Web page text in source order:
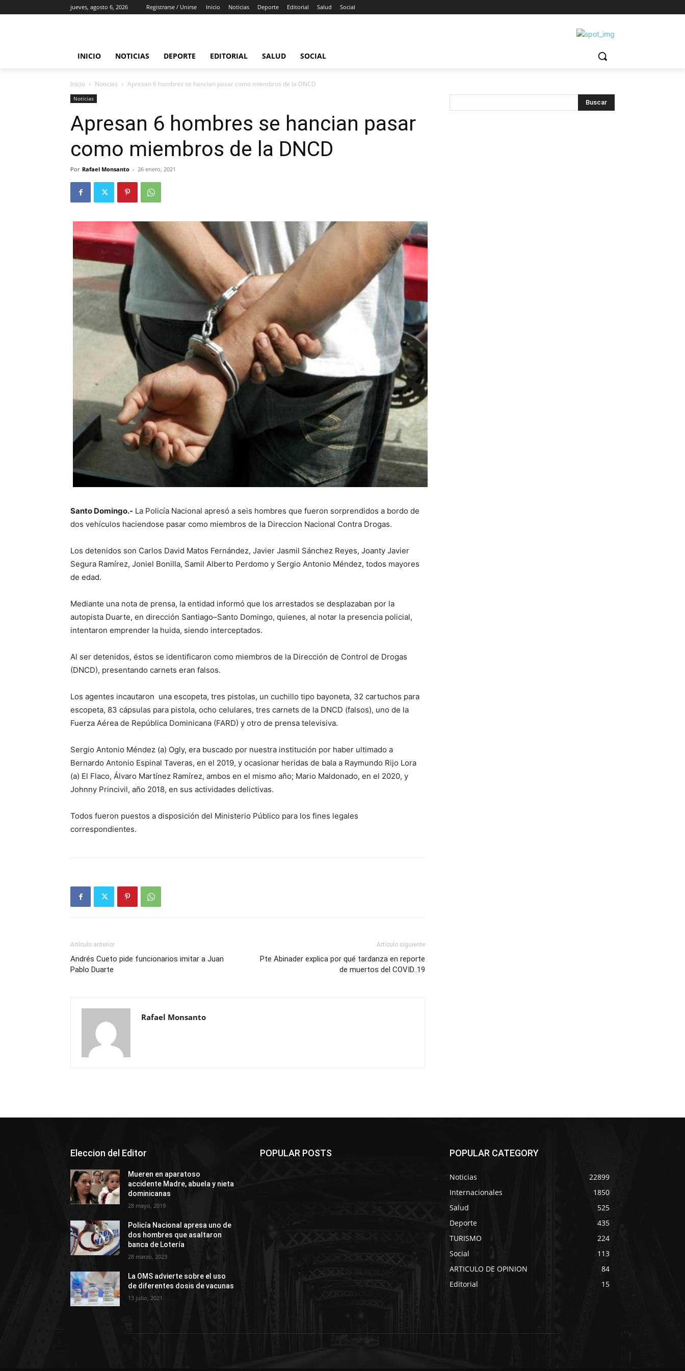
jueves, agosto 6, 2026 Registrarse / Unirse Inicio Noticias Deporte Editorial Salud Social
INICIO NOTICIAS DEPORTE EDITORIAL SALUD SOCIAL
Inicio Noticias Apresan 6 hombres se hancian pasar como miembros de la DNCD
Noticias
Apresan 6 hombres se hancian pasar
como miembros de la DNCD
Por Rafael Monsanto - 26 enero, 2021
Santo Domingo.- La Policía Nacional apresó a seis hombres que fueron sorprendidos a bordo de
dos vehículos haciendose pasar como miembros de la Direccion Nacional Contra Drogas.
Los detenidos son Carlos David Matos Fernández, Javier Jasmil Sánchez Reyes, Joanty Javier
Segura Ramírez, Joniel Bonilla, Samil Alberto Perdomo y Sergio Antonio Méndez, todos mayores
de edad.
Mediante una nota de prensa, la entidad informó que los arrestados se desplazaban por la
autopista Duarte, en dirección Santiago–Santo Domingo, quienes, al notar la presencia policial,
intentaron emprender la huida, siendo interceptados.
Al ser detenidos, éstos se identificaron como miembros de la Dirección de Control de Drogas
(DNCD), presentando carnets eran falsos.
Los agentes incautaron una escopeta, tres pistolas, un cuchillo tipo bayoneta, 32 cartuchos para
escopeta, 83 cápsulas para pistola, ocho celulares, tres carnets de la DNCD (falsos), uno de la
Fuerza Aérea de República Dominicana (FARD) y otro de prensa televisiva.
Sergio Antonio Méndez (a) Ogly, era buscado por nuestra institución por haber ultimado a
Bernardo Antonio Espinal Taveras, en el 2019, y ocasionar heridas de bala a Raymundo Rijo Lora
(a) El Flaco, Álvaro Martínez Ramírez, ambos en el mismo año; Mario Maldonado, en el 2020, y
Johnny Princivil, año 2018, en sus actividades delictivas.
Todos fueron puestos a disposición del Ministerio Público para los fines legales
correspondientes.
Artículo anterior
Andrés Cueto pide funcionarios imitar a Juan
Pablo Duarte
Artículo siguiente
Pte Abinader explica por qué tardanza en reporte
de muertos del COVID..19
Rafael Monsanto
Eleccion del Editor
Mueren en aparatoso
accidente Madre, abuela y nieta
dominicanas
28 mayo, 2019
Policía Nacional apresa uno de
dos hombres que asaltaron
banca de Lotería
28 marzo, 2023
La OMS advierte sobre el uso
de diferentes dosis de vacunas
13 julio, 2021
POPULAR POSTS POPULAR CATEGORY
Noticias
22899
Internacionales
1850
Salud
525
Deporte
435
TURISMO
224
Social
113
ARTICULO DE OPINION
84
Editorial
15